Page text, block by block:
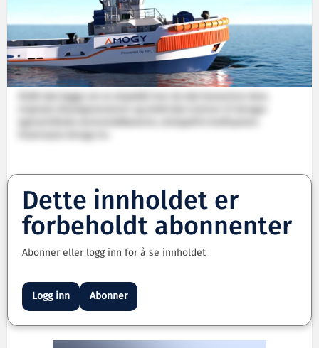
SEAM skal bygge om en slepebåt hvor de skal konvertere dens
Dette innholdet er
forbeholdt abonnenter
Abonner eller logg inn for å se innholdet
Logg inn Abonner